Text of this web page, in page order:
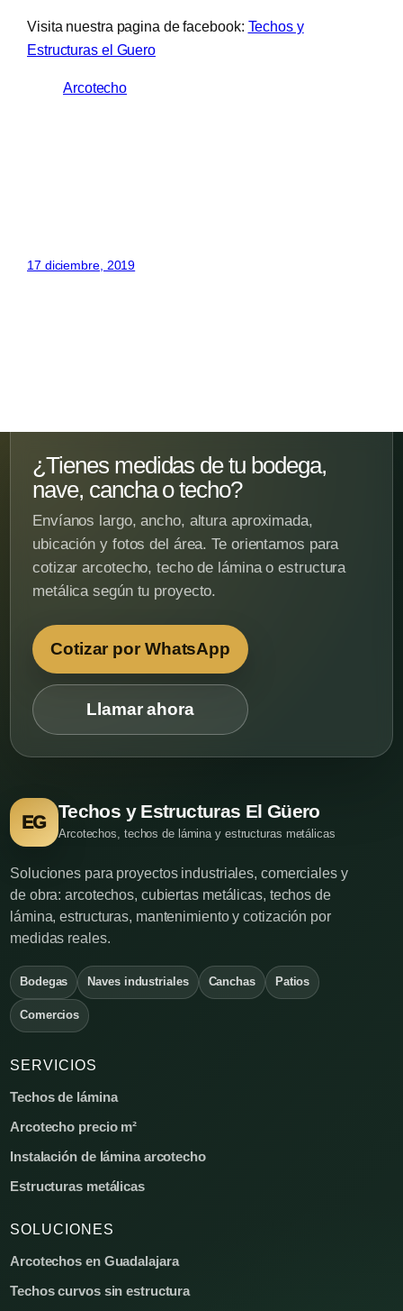
Visita nuestra pagina de facebook: Techos y
Estructuras el Guero
Arcotecho
17 diciembre, 2019
¿Tienes medidas de tu bodega,
nave, cancha o techo?
Envíanos largo, ancho, altura aproximada,
ubicación y fotos del área. Te orientamos para
cotizar arcotecho, techo de lámina o estructura
metálica según tu proyecto.
Cotizar por WhatsApp
Llamar ahora
EG
Techos y Estructuras El Güero
Arcotechos, techos de lámina y estructuras metálicas
Soluciones para proyectos industriales, comerciales y
de obra: arcotechos, cubiertas metálicas, techos de
lámina, estructuras, mantenimiento y cotización por
medidas reales.
Bodegas Naves industriales Canchas Patios
Comercios
SERVICIOS
Techos de lámina
Arcotecho precio m²
Instalación de lámina arcotecho
Estructuras metálicas
SOLUCIONES
Arcotechos en Guadalajara
Techos curvos sin estructura